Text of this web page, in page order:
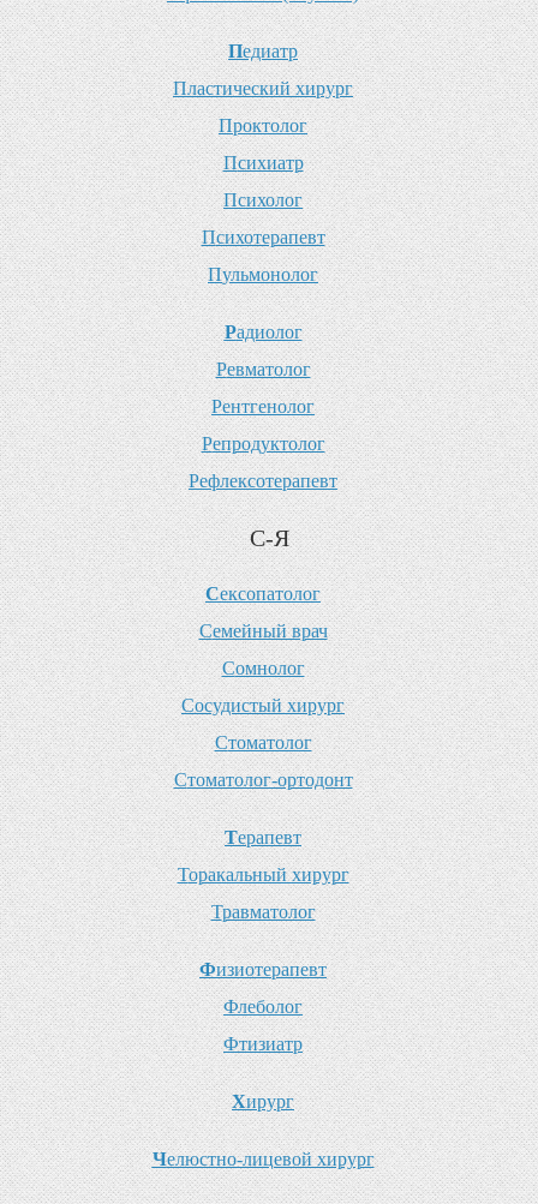
Педиатр
Пластический хирург
Проктолог
Психиатр
Психолог
Психотерапевт
Пульмонолог
Радиолог
Ревматолог
Рентгенолог
Репродуктолог
Рефлексотерапевт
С-Я
Сексопатолог
Семейный врач
Сомнолог
Сосудистый хирург
Стоматолог
Стоматолог-ортодонт
Терапевт
Торакальный хирург
Травматолог
Физиотерапевт
Флеболог
Фтизиатр
Хирург
Челюстно-лицевой хирург